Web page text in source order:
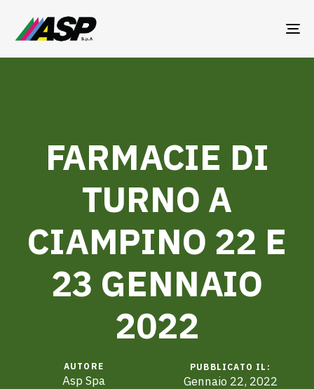
FARMACIE DI
TURNO A
CIAMPINO 22 E
23 GENNAIO
2022
AUTORE
Asp Spa
PUBBLICATO IL:
Gennaio 22, 2022